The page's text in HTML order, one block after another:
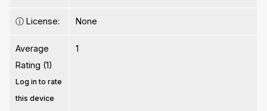
ⓘ License: None
Average
Rating (1)
Log in to rate
this device
1